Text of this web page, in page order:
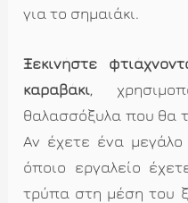
για το σημαιάκι.
Ξεκινήστε
καραβάκι,
θαλασσόξυλα που θα
Αν έχετε ένα μεγάλο
όποιο εργαλείο
τρύπα στη μέση του